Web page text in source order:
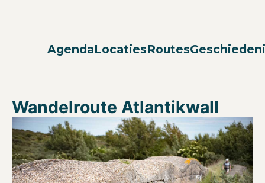
AgendaLocatiesRoutes
Wandelroute Atlantikwall